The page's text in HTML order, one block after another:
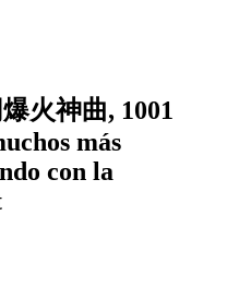
火神曲, 1001
más
con la